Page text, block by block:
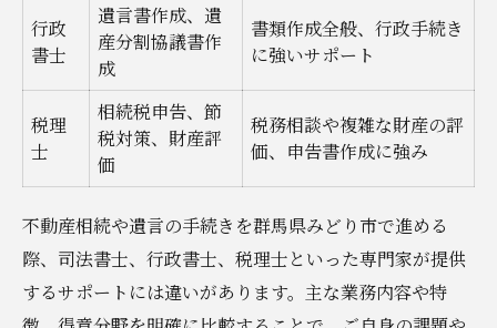
行政
書士
遺言書作成、遺
産分割協議書作
成
書類作成全般、行政手続き
に強いサポート
税理
士
相続税申告、節
税対策、財産評
価
税務相談や複雑な財産の評
価、申告書作成に強み
不動産相続や遺言の手続きを群馬県みどり市で進める
際、司法書士、行政書士、税理士といった専門家が提供
するサポートには違いがあります。主な業務内容や特